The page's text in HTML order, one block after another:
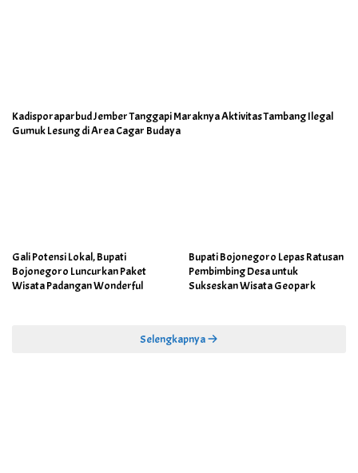
Kadisporaparbud Jember Tanggapi Maraknya Aktivitas Tambang Ilegal
Gumuk Lesung di Area Cagar Budaya
Gali Potensi Lokal, Bupati
Bojonegoro Luncurkan Paket
Wisata Padangan Wonderful
Bupati Bojonegoro Lepas Ratusan
Pembimbing Desa untuk
Sukseskan Wisata Geopark
Selengkapnya